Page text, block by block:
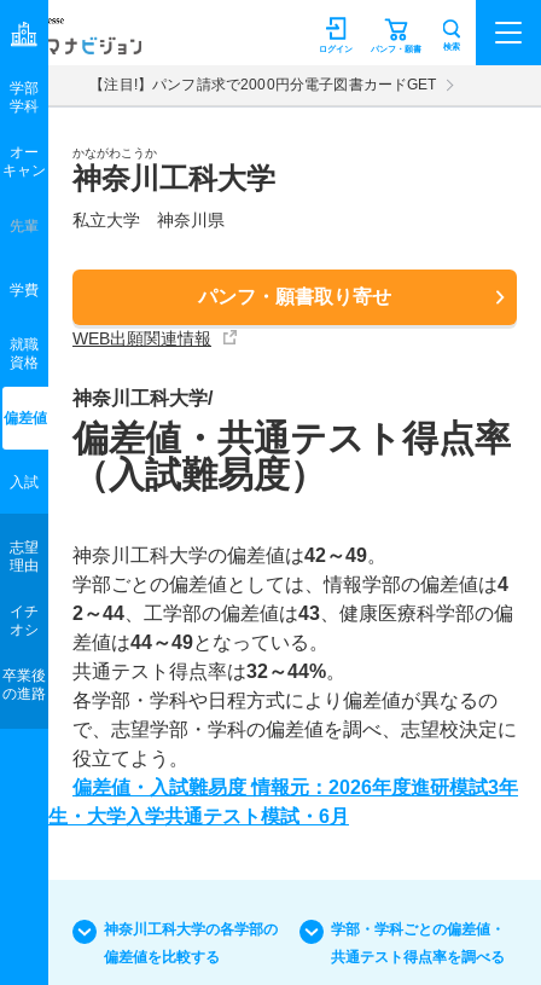
マナビジョン パンフ・願書
ログイン 検索
【注目!】パンフ請求で2000円分電子図書カードGET
かながわこうか
神奈川工科大学
私立大学 神奈川県
パンフ・願書取り寄せ
WEB出願関連情報
学部
学科
オー
キャン
先輩
学費
就職
資格
偏差値
入試
志望
理由
イチ
オシ
卒業後
の進路
神奈川工科大学/
偏差値・共通テスト得点率
（入試難易度）
神奈川工科大学の偏差値は42～49。
学部ごとの偏差値としては、情報学部の偏差値は4
2～44 、工学部の偏差値は43 、健康医療科学部の偏
差値は44～49となっている。
共通テスト得点率は32～44%。
各学部・学科や日程方式により偏差値が異なるの
で、志望学部・学科の偏差値を調べ、志望校決定に
役立てよう。
偏差値・入試難易度 情報元：2026年度進研模試3年
生・大学入学共通テスト模試・6月
神奈川工科大学の各学部の
偏差値を比較する
学部・学科ごとの偏差値・
共通テスト得点率を調べる